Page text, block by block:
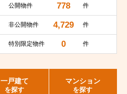
公開物件 778 件
非公開物件 4,729 件
特別限定物件 0 件
一戸建て
を探す
マンション
を探す